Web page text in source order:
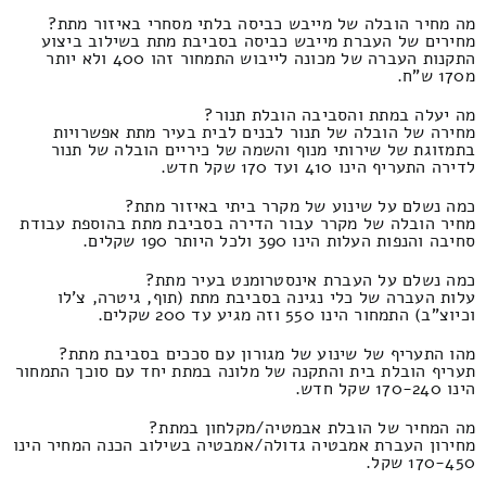
מה מחיר הובלה של מייבש כביסה בלתי מסחרי באיזור מתת?
מחירים של העברת מייבש כביסה בסביבת מתת בשילוב ביצוע
התקנות העברה של מכונה לייבוש התמחור זהו 400 ולא יותר
מ170 ש"ח.
מה יעלה במתת והסביבה הובלת תנור?
מחירה של הובלה של תנור לבנים לבית בעיר מתת אפשרויות
בתמזוגת של שירותי מנוף והשמה של כיריים הובלה של תנור
לדירה התעריף הינו 410 ועד 170 שקל חדש.
כמה נשלם על שינוע של מקרר ביתי באיזור מתת?
מחיר הובלה של מקרר עבור הדירה בסביבת מתת בהוספת עבודת
סחיבה והנפות העלות הינו 390 ולכל היותר 190 שקלים.
כמה נשלם על העברת אינסטרומנט בעיר מתת?
עלות העברה של כלי נגינה בסביבת מתת (תוף, גיטרה, צ'לו
וכיוצ"ב) התמחור הינו 550 וזה מגיע עד 200 שקלים.
מהו התעריף של שינוע של מגורון עם סככים בסביבת מתת?
תעריף הובלת בית והתקנה של מלונה במתת יחד עם סוכך התמחור
הינו 170-240 שקל חדש.
מה המחיר של הובלת אבמטיה/מקלחון במתת?
מחירון העברת אמבטיה גדולה/אמבטיה בשילוב הכנה המחיר הינו
170-450 שקל.